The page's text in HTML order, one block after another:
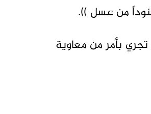
من عسل )).
بأمر من معاوية